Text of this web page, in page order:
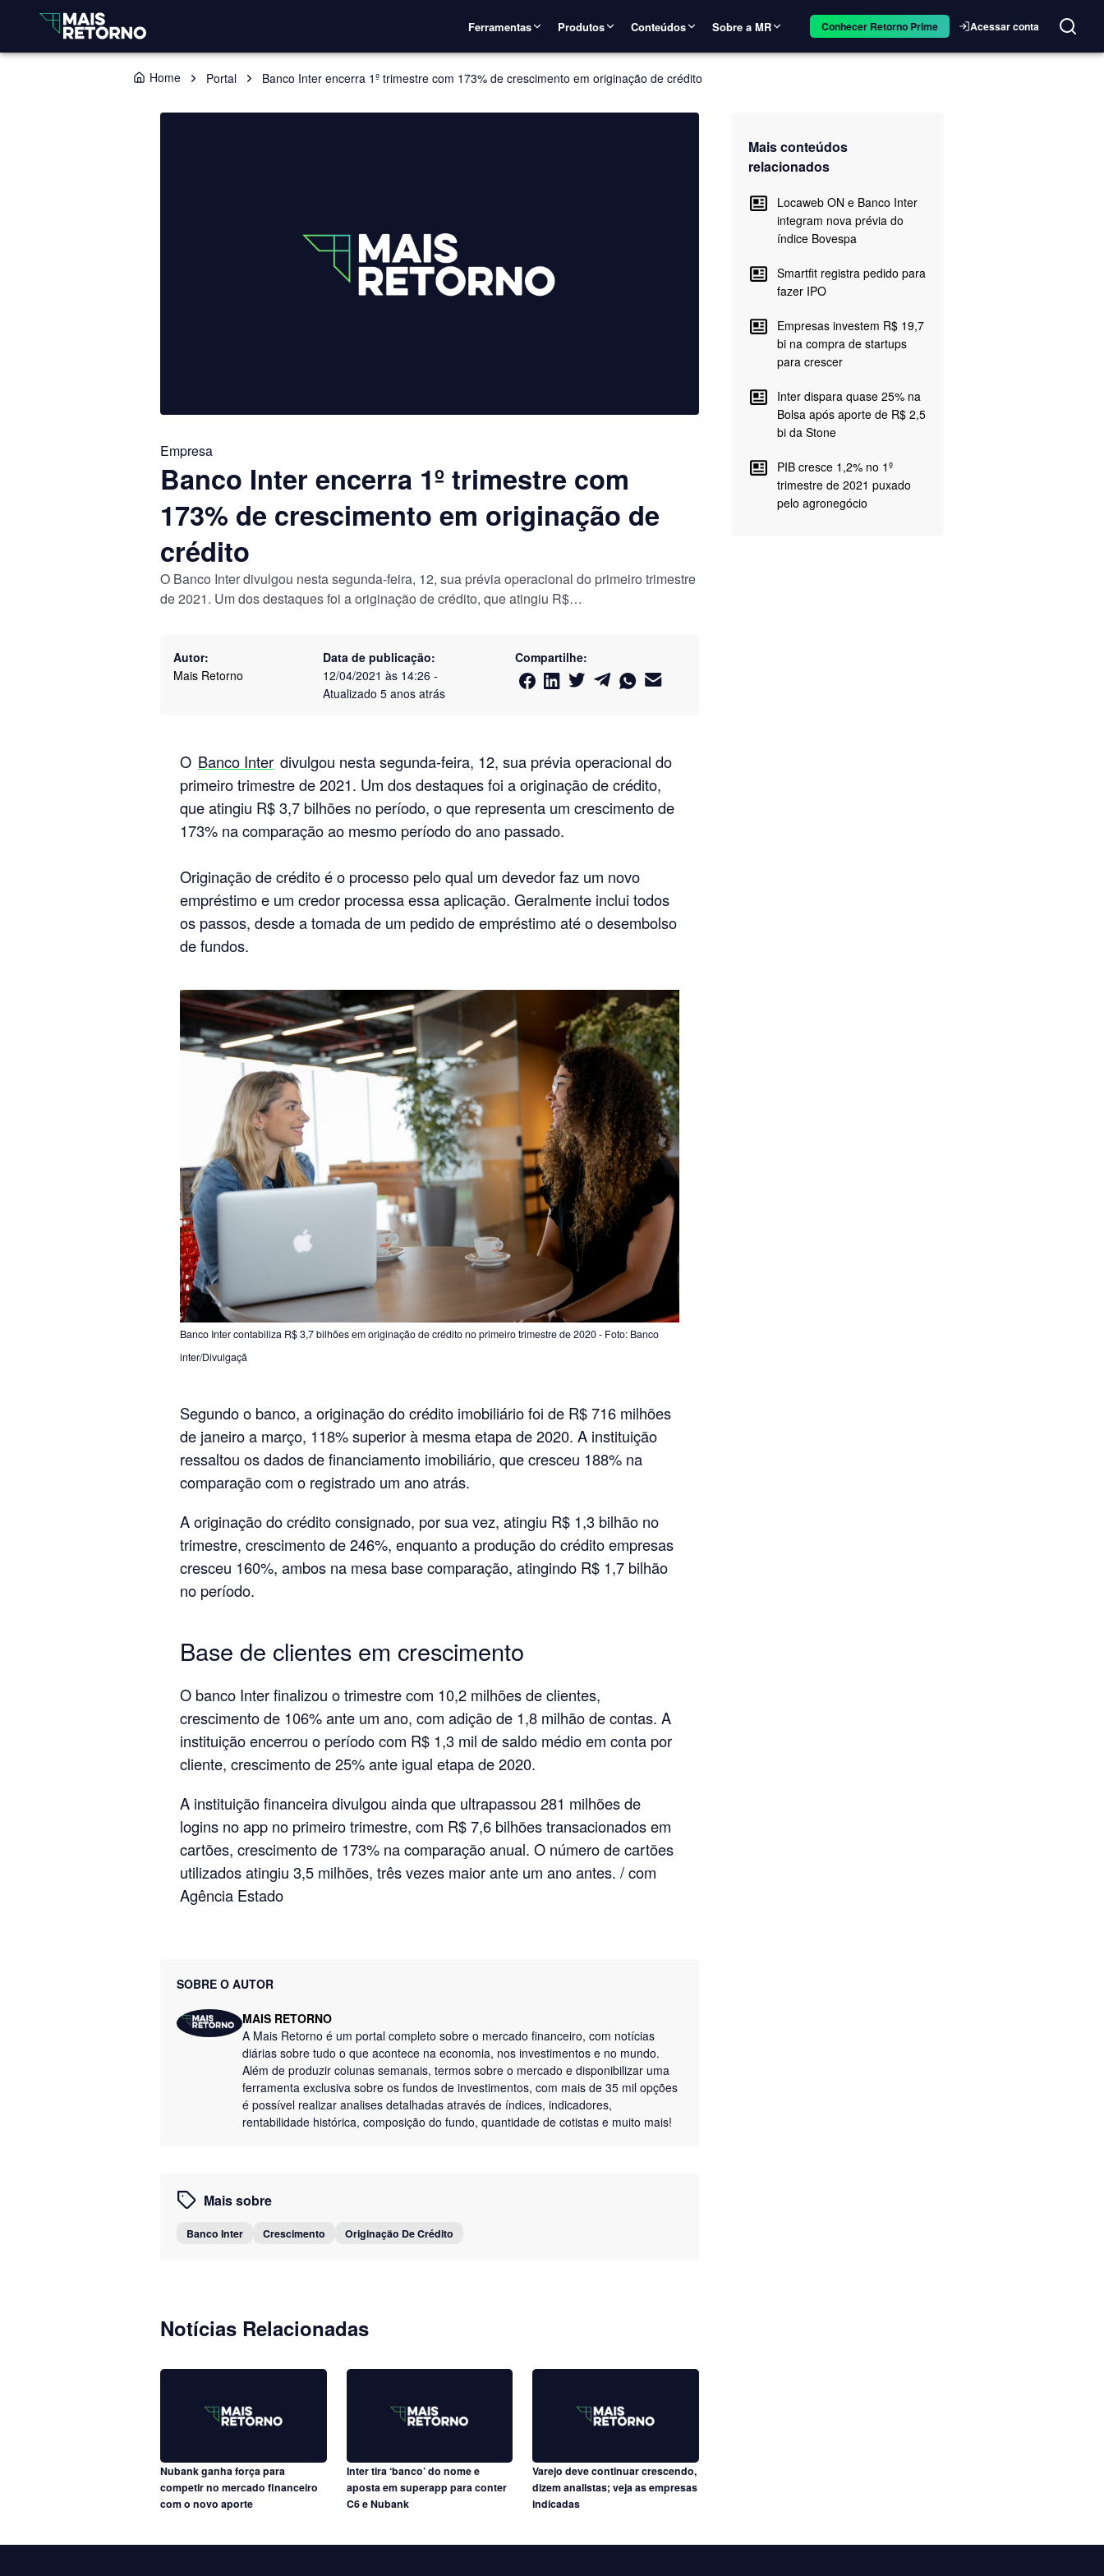
Ferramentas Produtos Conteúdos Sobre a MR Conhecer Retorno Prime Acessar conta
Home Portal Banco Inter encerra 1º trimestre com 173% de crescimento em originação de crédito
Empresa
Banco Inter encerra 1º trimestre com
173% de crescimento em originação de
crédito
O Banco Inter divulgou nesta segunda-feira, 12, sua prévia operacional do primeiro trimestre
de 2021. Um dos destaques foi a originação de crédito, que atingiu R$…
Autor:
Mais Retorno
Data de publicação:
12/04/2021 às 14:26 -
Atualizado 5 anos atrás
Compartilhe:
O Banco Inter divulgou nesta segunda-feira, 12, sua prévia operacional do
primeiro trimestre de 2021. Um dos destaques foi a originação de crédito,
que atingiu R$ 3,7 bilhões no período, o que representa um crescimento de
173% na comparação ao mesmo período do ano passado.
Originação de crédito é o processo pelo qual um devedor faz um novo
empréstimo e um credor processa essa aplicação. Geralmente inclui todos
os passos, desde a tomada de um pedido de empréstimo até o desembolso
de fundos.
Banco Inter contabiliza R$ 3,7 bilhões em originação de crédito no primeiro trimestre de 2020 - Foto: Banco
inter/Divulgaçã
Segundo o banco, a originação do crédito imobiliário foi de R$ 716 milhões
de janeiro a março, 118% superior à mesma etapa de 2020. A instituição
ressaltou os dados de financiamento imobiliário, que cresceu 188% na
comparação com o registrado um ano atrás.
A originação do crédito consignado, por sua vez, atingiu R$ 1,3 bilhão no
trimestre, crescimento de 246%, enquanto a produção do crédito empresas
cresceu 160%, ambos na mesa base comparação, atingindo R$ 1,7 bilhão
no período.
Base de clientes em crescimento
O banco Inter finalizou o trimestre com 10,2 milhões de clientes,
crescimento de 106% ante um ano, com adição de 1,8 milhão de contas. A
instituição encerrou o período com R$ 1,3 mil de saldo médio em conta por
cliente, crescimento de 25% ante igual etapa de 2020.
A instituição financeira divulgou ainda que ultrapassou 281 milhões de
logins no app no primeiro trimestre, com R$ 7,6 bilhões transacionados em
cartões, crescimento de 173% na comparação anual. O número de cartões
utilizados atingiu 3,5 milhões, três vezes maior ante um ano antes. / com
Agência Estado
SOBRE O AUTOR
MAIS RETORNO
A Mais Retorno é um portal completo sobre o mercado financeiro, com notícias
diárias sobre tudo o que acontece na economia, nos investimentos e no mundo.
Além de produzir colunas semanais, termos sobre o mercado e disponibilizar uma
ferramenta exclusiva sobre os fundos de investimentos, com mais de 35 mil opções
é possível realizar analises detalhadas através de índices, indicadores,
rentabilidade histórica, composição do fundo, quantidade de cotistas e muito mais!
Mais sobre
Banco Inter Crescimento Originação De Crédito
Notícias Relacionadas
Nubank ganha força para
competir no mercado financeiro
com o novo aporte
Inter tira ‘banco’ do nome e
aposta em superapp para conter
C6 e Nubank
Varejo deve continuar crescendo,
dizem analistas; veja as empresas
indicadas
Mais conteúdos
relacionados
Locaweb ON e Banco Inter
integram nova prévia do
índice Bovespa
Smartfit registra pedido para
fazer IPO
Empresas investem R$ 19,7
bi na compra de startups
para crescer
Inter dispara quase 25% na
Bolsa após aporte de R$ 2,5
bi da Stone
PIB cresce 1,2% no 1º
trimestre de 2021 puxado
pelo agronegócio